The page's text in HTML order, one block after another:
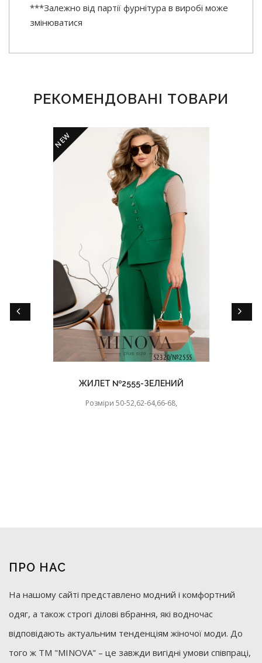
***Залежно від партії фурнітура в виробі може
змінюватися
РЕКОМЕНДОВАНІ ТОВАРИ
NEW
ЖИЛЕТ №2555-ЗЕЛЕНИЙ
Розміри 50-52,62-64,66-68,
ПРО НАС
На нашому сайті представлено модний і комфортний
одяг, а також строгі ділові вбрання, які водночас
відповідають актуальним тенденціям жіночої моди. До
того ж ТМ "MINOVA" – це завжди вигідні умови співпраці,